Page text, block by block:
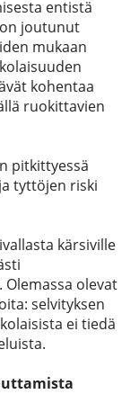
entistä
joutunut
mukaan
kohentaa
ruokittavien
pitkittyessä
tyttöjen riski
kärsiville
Olemassa olevat
selvityksen
ei tiedä